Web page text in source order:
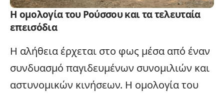
Η ομολογία του Ρούσσου και τα τελευταία
επεισόδια
Η αλήθεια έρχεται στο φως μέσα από έναν
συνδυασμό παγιδευμένων συνομιλιών και
αστυνομικών κινήσεων. Η ομολογία του